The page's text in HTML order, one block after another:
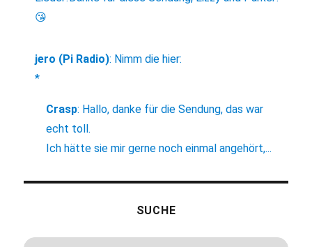
😘
jero (Pi Radio): Nimm die hier:
*
Crasp: Hallo, danke für die Sendung, das war
echt toll.
Ich hätte sie mir gerne noch einmal angehört,...
SUCHE